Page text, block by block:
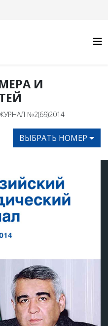
И
№2(69)2014
ВЫБРАТЬ НОМЕР